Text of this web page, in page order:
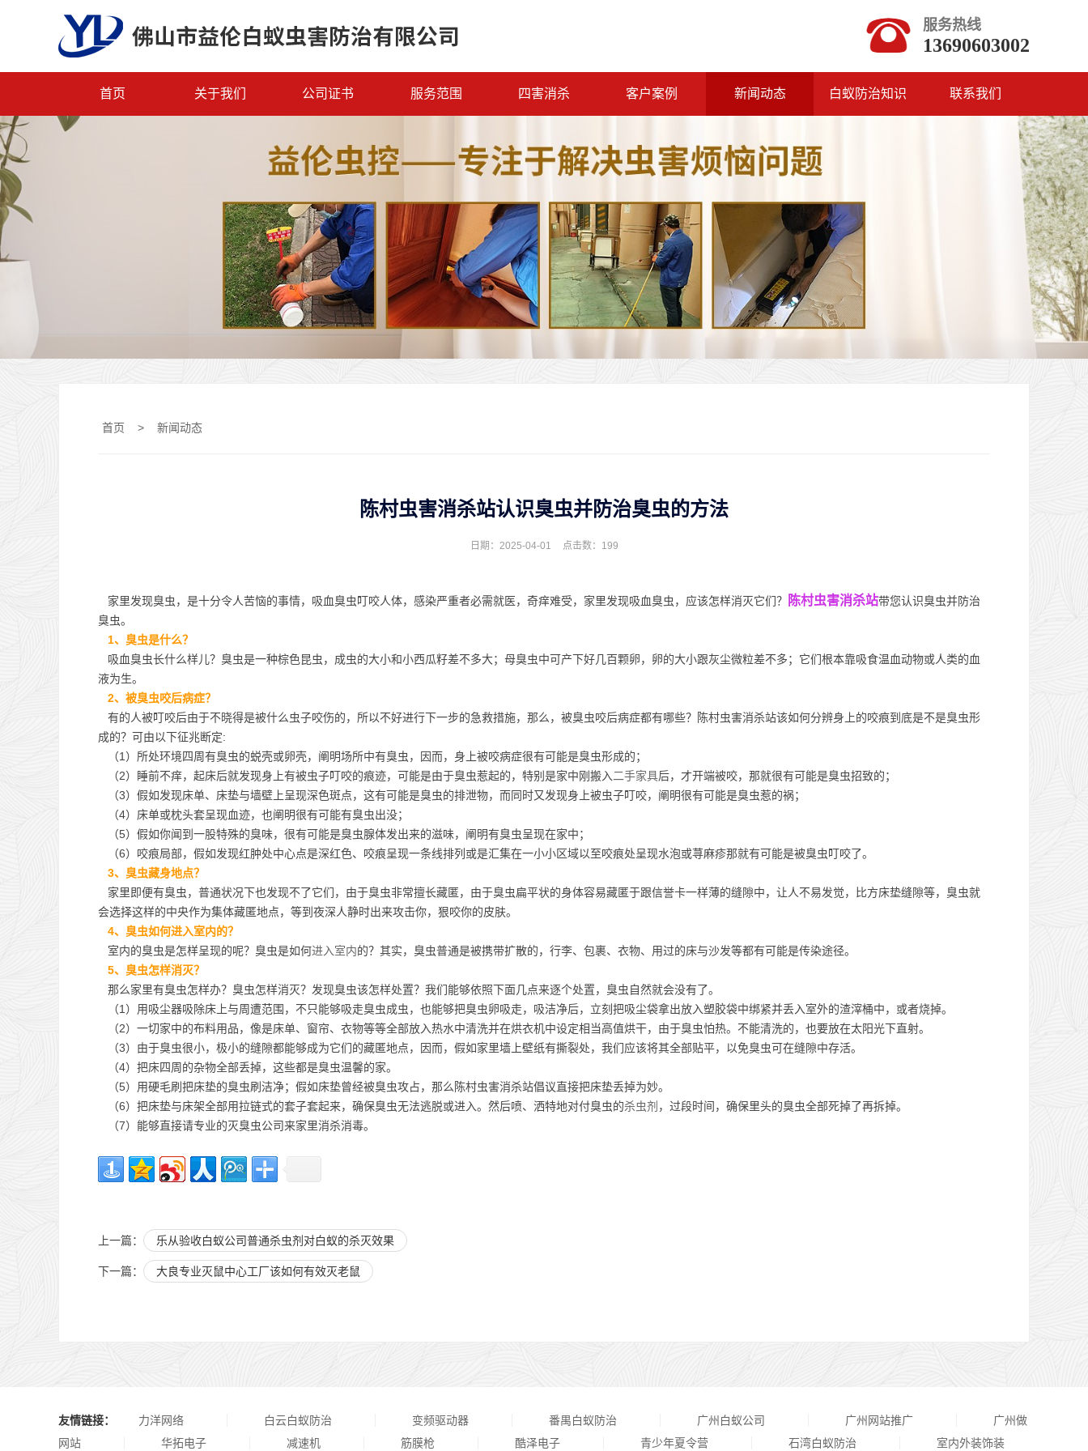
服务热线
13690603002
首页 关于我们 公司证书 服务范围 四害消杀 客户案例 新闻动态 白蚁防治知识 联系我们
首页 > 新闻动态
陈村虫害消杀站认识臭虫并防治臭虫的方法
日期：2025-04-01 点击数： 199
家里发现臭虫，是十分令人苦恼的事情，吸血臭虫叮咬人体，感染严重者必需就医，奇痒难受，家里发现吸血臭虫，应该怎样消灭它们？ 陈村虫害消杀站带您认识臭虫并防治
臭虫。
1、臭虫是什么？
吸血臭虫长什么样儿？臭虫是一种棕色昆虫，成虫的大小和小西瓜籽差不多大；母臭虫中可产下好几百颗卵，卵的大小跟灰尘微粒差不多；它们根本靠吸食温血动物或人类的血
液为生。
2、被臭虫咬后病症？
有的人被叮咬后由于不晓得是被什么虫子咬伤的，所以不好进行下一步的急救措施，那么，被臭虫咬后病症都有哪些？陈村虫害消杀站该如何分辨身上的咬痕到底是不是臭虫形
成的？可由以下征兆断定:
（1）所处环境四周有臭虫的蜕壳或卵壳，阐明场所中有臭虫，因而，身上被咬病症很有可能是臭虫形成的；
（2）睡前不痒，起床后就发现身上有被虫子叮咬的痕迹，可能是由于臭虫惹起的，特别是家中刚搬入 二手家具后，才开端被咬，那就很有可能是臭虫招致的；
（3）假如发现床单、床垫与墙壁上呈现深色斑点，这有可能是臭虫的排泄物，而同时又发现身上被虫子叮咬，阐明很有可能是臭虫惹的祸；
（4）床单或枕头套呈现血迹，也阐明很有可能有臭虫出没；
（5）假如你闻到一股特殊的臭味，很有可能是臭虫腺体发出来的滋味，阐明有臭虫呈现在家中；
（6）咬痕局部，假如发现红肿处中心点是深红色、咬痕呈现一条线排列或是汇集在一小小区域以至咬痕处呈现水泡或荨麻疹那就有可能是被臭虫叮咬了。
3、臭虫藏身地点？
家里即便有臭虫，普通状况下也发现不了它们，由于臭虫非常擅长藏匿，由于臭虫扁平状的身体容易藏匿于跟信誉卡一样薄的缝隙中，让人不易发觉，比方床垫缝隙等，臭虫就
会选择这样的中央作为集体藏匿地点，等到夜深人静时出来攻击你，狠咬你的皮肤。
4、臭虫如何进入室内的？
室内的臭虫是怎样呈现的呢？臭虫是如何进入室内的？其实，臭虫普通是被携带扩散的，行李、包裹、衣物、用过的床与沙发等都有可能是传染途径。
5、臭虫怎样消灭？
那么家里有臭虫怎样办？臭虫怎样消灭？发现臭虫该怎样处置？我们能够依照下面几点来逐个处置，臭虫自然就会没有了。
（1）用吸尘器吸除床上与周遭范围，不只能够吸走臭虫成虫，也能够把臭虫卵吸走，吸洁净后，立刻把吸尘袋拿出放入塑胶袋中绑紧并丢入室外的渣滓桶中，或者烧掉。
（2）一切家中的布料用品，像是床单、窗帘、衣物等等全部放入热水中清洗并在烘衣机中设定相当高值烘干，由于臭虫怕热。不能清洗的，也要放在太阳光下直射。
（3）由于臭虫很小，极小的缝隙都能够成为它们的藏匿地点，因而，假如家里墙上壁纸有撕裂处，我们应该将其全部贴平，以免臭虫可在缝隙中存活。
（4）把床四周的杂物全部丢掉，这些都是臭虫温馨的家。
（5）用硬毛刷把床垫的臭虫刷洁净；假如床垫曾经被臭虫攻占，那么陈村虫害消杀站倡议直接把床垫丢掉为妙。
（6）把床垫与床架全部用拉链式的套子套起来，确保臭虫无法逃脱或进入。然后喷、洒特地对付臭虫的杀虫剂 ，过段时间，确保里头的臭虫全部死掉了再拆掉。
（7）能够直接请专业的灭臭虫公司来家里消杀消毒。
上一篇： 乐从验收白蚁公司普通杀虫剂对白蚁的杀灭效果
下一篇： 大良专业灭鼠中心工厂该如何有效灭老鼠
友情链接： 力洋网络 白云白蚁防治 变频驱动器 番禺白蚁防治 广州白蚁公司 广州网站推广
广州做
网站
华拓电子 减速机 筋膜枪 酷泽电子 青少年夏令营 石湾白蚁防治 室内外装饰装